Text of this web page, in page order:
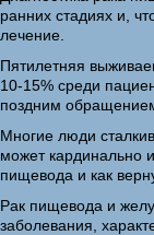
ранних стадиях и,
лечение.
Пятилетняя
10-15% среди
поздним
Многие люди
может кардинально
пищевода и как
Рак пищевода и
заболевания,